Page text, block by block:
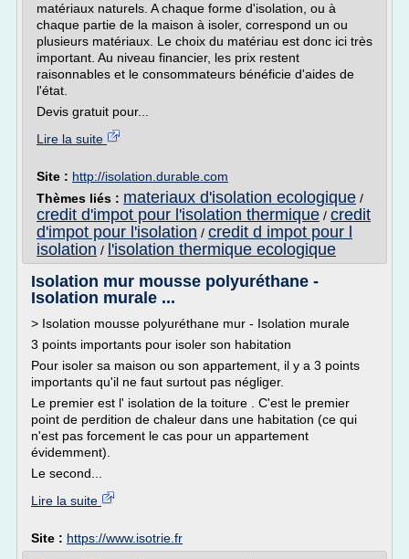
matériaux naturels. A chaque forme d'isolation, ou à
chaque partie de la maison à isoler, correspond un ou
plusieurs matériaux. Le choix du matériau est donc ici très
important. Au niveau financier, les prix restent
raisonnables et le consommateurs bénéficie d'aides de
l'état.
Devis gratuit pour...
Lire la suite
Site : http://isolation.durable.com
Thèmes liés : materiaux d'isolation ecologique /
credit d'impot pour l'isolation thermique / credit
d'impot pour l'isolation / credit d impot pour l
isolation / l'isolation thermique ecologique
Isolation mur mousse polyuréthane -
Isolation murale ...
> Isolation mousse polyuréthane mur - Isolation murale
3 points importants pour isoler son habitation
Pour isoler sa maison ou son appartement, il y a 3 points
importants qu'il ne faut surtout pas négliger.
Le premier est l' isolation de la toiture . C'est le premier
point de perdition de chaleur dans une habitation (ce qui
n'est pas forcement le cas pour un appartement
évidemment).
Le second...
Lire la suite
Site : https://www.isotrie.fr